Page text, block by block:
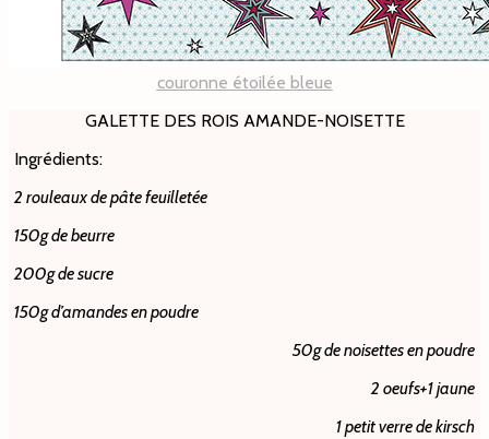
couronne étoilée bleue
GALETTE DES ROIS AMANDE-NOISETTE
Ingrédients:
2 rouleaux de pâte feuilletée
150g de beurre
200g de sucre
150g d’amandes en poudre
50g de noisettes en poudre
2 oeufs+1 jaune
1 petit verre de kirsch